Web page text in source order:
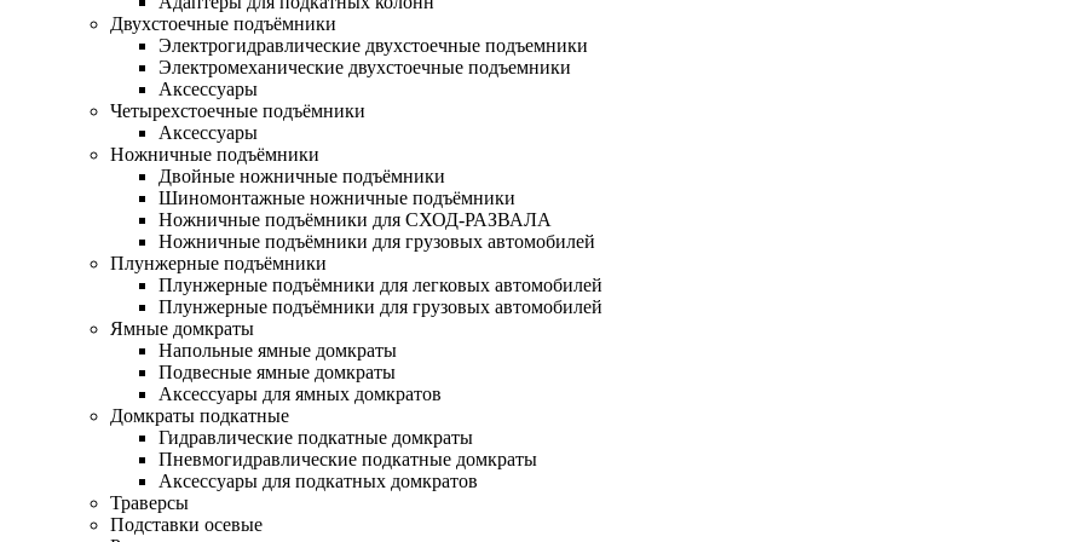
Двухстоечные подъёмники
Электрогидравлические двухстоечные подъемники
Электромеханические двухстоечные подъемники
Аксессуары
Четырехстоечные подъёмники
Аксессуары
Ножничные подъёмники
Двойные ножничные подъёмники
Шиномонтажные ножничные подъёмники
Ножничные подъёмники для СХОД-РАЗВАЛА
Ножничные подъёмники для грузовых автомобилей
Плунжерные подъёмники
Плунжерные подъёмники для легковых автомобилей
Плунжерные подъёмники для грузовых автомобилей
Ямные домкраты
Напольные ямные домкраты
Подвесные ямные домкраты
Аксессуары для ямных домкратов
Домкраты подкатные
Гидравлические подкатные домкраты
Пневмогидравлические подкатные домкраты
Аксессуары для подкатных домкратов
Траверсы
Подставки осевые